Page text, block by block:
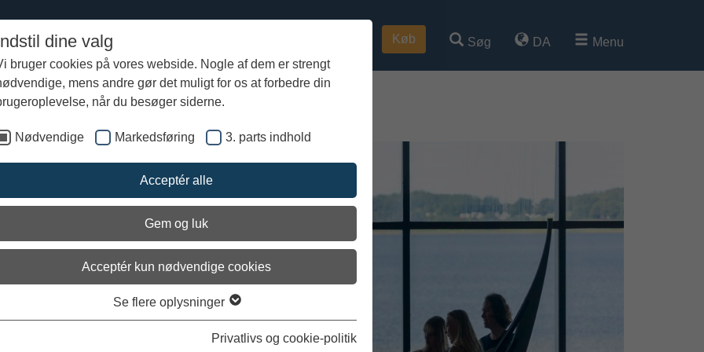
dine valg
bruger cookies på vores webside. Nogle af dem er strengt
mens andre gør det muligt for os at forbedre din
når du besøger siderne.
Nødvendige Markedsføring 3. parts indhold
Acceptér alle
Gem og luk
Acceptér kun nødvendige cookies
Se flere oplysninger
Privatlivs og cookie-politik
Køb Søg DA Menu